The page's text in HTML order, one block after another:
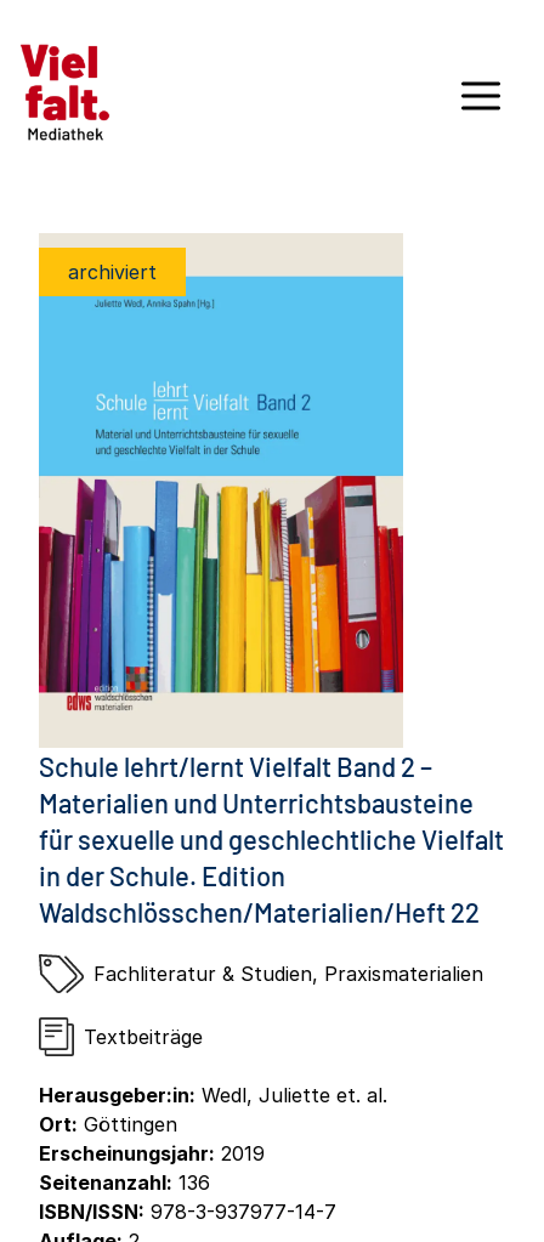
archiviert
Schule lehrt/lernt Vielfalt Band 2 –
Materialien und Unterrichtsbausteine
für sexuelle und geschlechtliche Vielfalt
in der Schule. Edition
Waldschlösschen/Materialien/Heft 22
Fachliteratur & Studien, Praxismaterialien
Textbeiträge
Herausgeber:in: Wedl, Juliette et. al.
Ort: Göttingen
Erscheinungsjahr: 2019
Seitenanzahl: 136
ISBN/ISSN: 978-3-937977-14-7